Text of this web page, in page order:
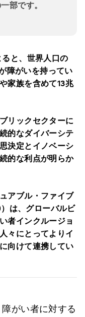
部です。
と、世界人口の
障がいを持ってい
家族を含めて13兆
リックセクターに
的なダイバーシテ
決定とイノベーシ
的な利点が明らか
アブル・ファイブ
は、グローバルビ
者インクルージョ
々にとってよりイ
向けて連携してい
がい者に対する